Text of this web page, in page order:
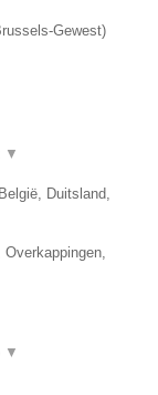
Gewest)
▼
Duitsland,
▼